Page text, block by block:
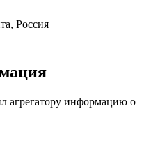
Россия
агрегатору информацию о